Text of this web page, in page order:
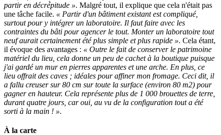
partir en décré́pitude ». Malgré tout, il explique que cela n'était pas
une tâche facile. « Partir d'un bâtiment existant est compliqué,
surtout pour y intégrer un laboratoire. Il faut faire avec les
contraintes du bâti pour agencer le tout. Monter un laboratoire tout
neuf aurait certainement été plus simple et plus rapide ». Cela étant,
il évoque des avantages : « Outre le fait de conserver le patrimoine
matériel du lieu, cela donne un peu de cachet à la boutique puisque
j'ai gardé un mur en pierres apparentes et une arche. En plus, ce
lieu offrait des caves ; idéales pour affiner mon fromage. Ceci dit, il
a fallu creuser sur 80 cm sur toute la surface (environ 80 m2) pour
gagner en hauteur. Cela représente plus de 1 000 brouettes de terre,
durant quatre jours, car oui, au vu de la configuration tout a été
sorti à la main ! ».
À la carte